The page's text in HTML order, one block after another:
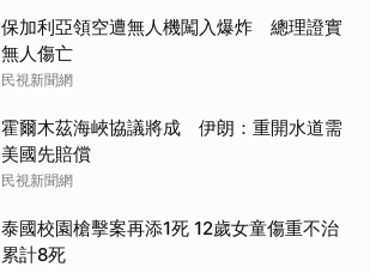
保加利亞領空遭無人機闖入爆炸 總理證實
無人傷亡
民視新聞網
霍爾木茲海峽協議將成 伊朗：重開水道需
美國先賠償
民視新聞網
泰國校園槍擊案再添1死 12歲女童傷重不治
累計8死